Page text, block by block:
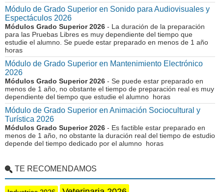
Módulo de Grado Superior en Sonido para Audiovisuales y
Espectáculos 2026
Módulos Grado Superior 2026 - La duración de la preparación
para las Pruebas Libres es muy dependiente del tiempo que
estudie el alumno. Se puede estar preparado en menos de 1 año
horas
Módulo de Grado Superior en Mantenimiento Electrónico
2026
Módulos Grado Superior 2026 - Se puede estar preparado en
menos de 1 año, no obstante el tiempo de preparación real es muy
dependiente del tiempo que estudie el alumno horas
Módulo de Grado Superior en Animación Sociocultural y
Turística 2026
Módulos Grado Superior 2026 - Es factible estar preparado en
menos de 1 año, no obstante la duración real del tiempo de estudio
depende del tiempo dedicado por el alumno horas
TE RECOMENDAMOS